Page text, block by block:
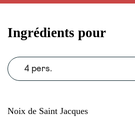
Ingrédients pour
4 pers.
Noix de Saint Jacques